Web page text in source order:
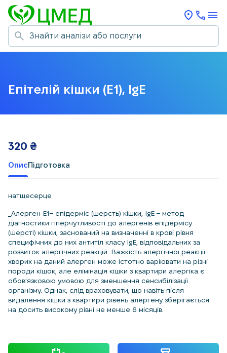
Епітелій кішки (E1), IgE
ОписПідготовка
натщесерце
_Алерген Е1– епідерміс (шерсть) кішки, IgE – метод
діагностики гіперчутливості до алергенів епідермісу
(шерсті) кішки, заснований на визначенні в крові рівня
специфічних до них антитіл класу IgE, відповідальних за
розвиток алергічних реакцій. Важкість алергічної реакції
хворих на даний алерген може істотно варіювати на різні
породи кішок, але елімінація кішки з квартири алергіка є
обов'язковою умовою для зменшення сенсибілізації
організму. Однак, слід враховувати, що навіть після
видалення кішки з квартири рівень алергену зберігається
на досить високому рівні не менше 6 місяців.
320 ₴